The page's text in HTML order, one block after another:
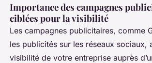
Importance des campagnes
ciblées pour la visibilité
Les campagnes publicitaires, comme
les publicités sur les réseaux sociaux,
visibilité de votre entreprise auprès